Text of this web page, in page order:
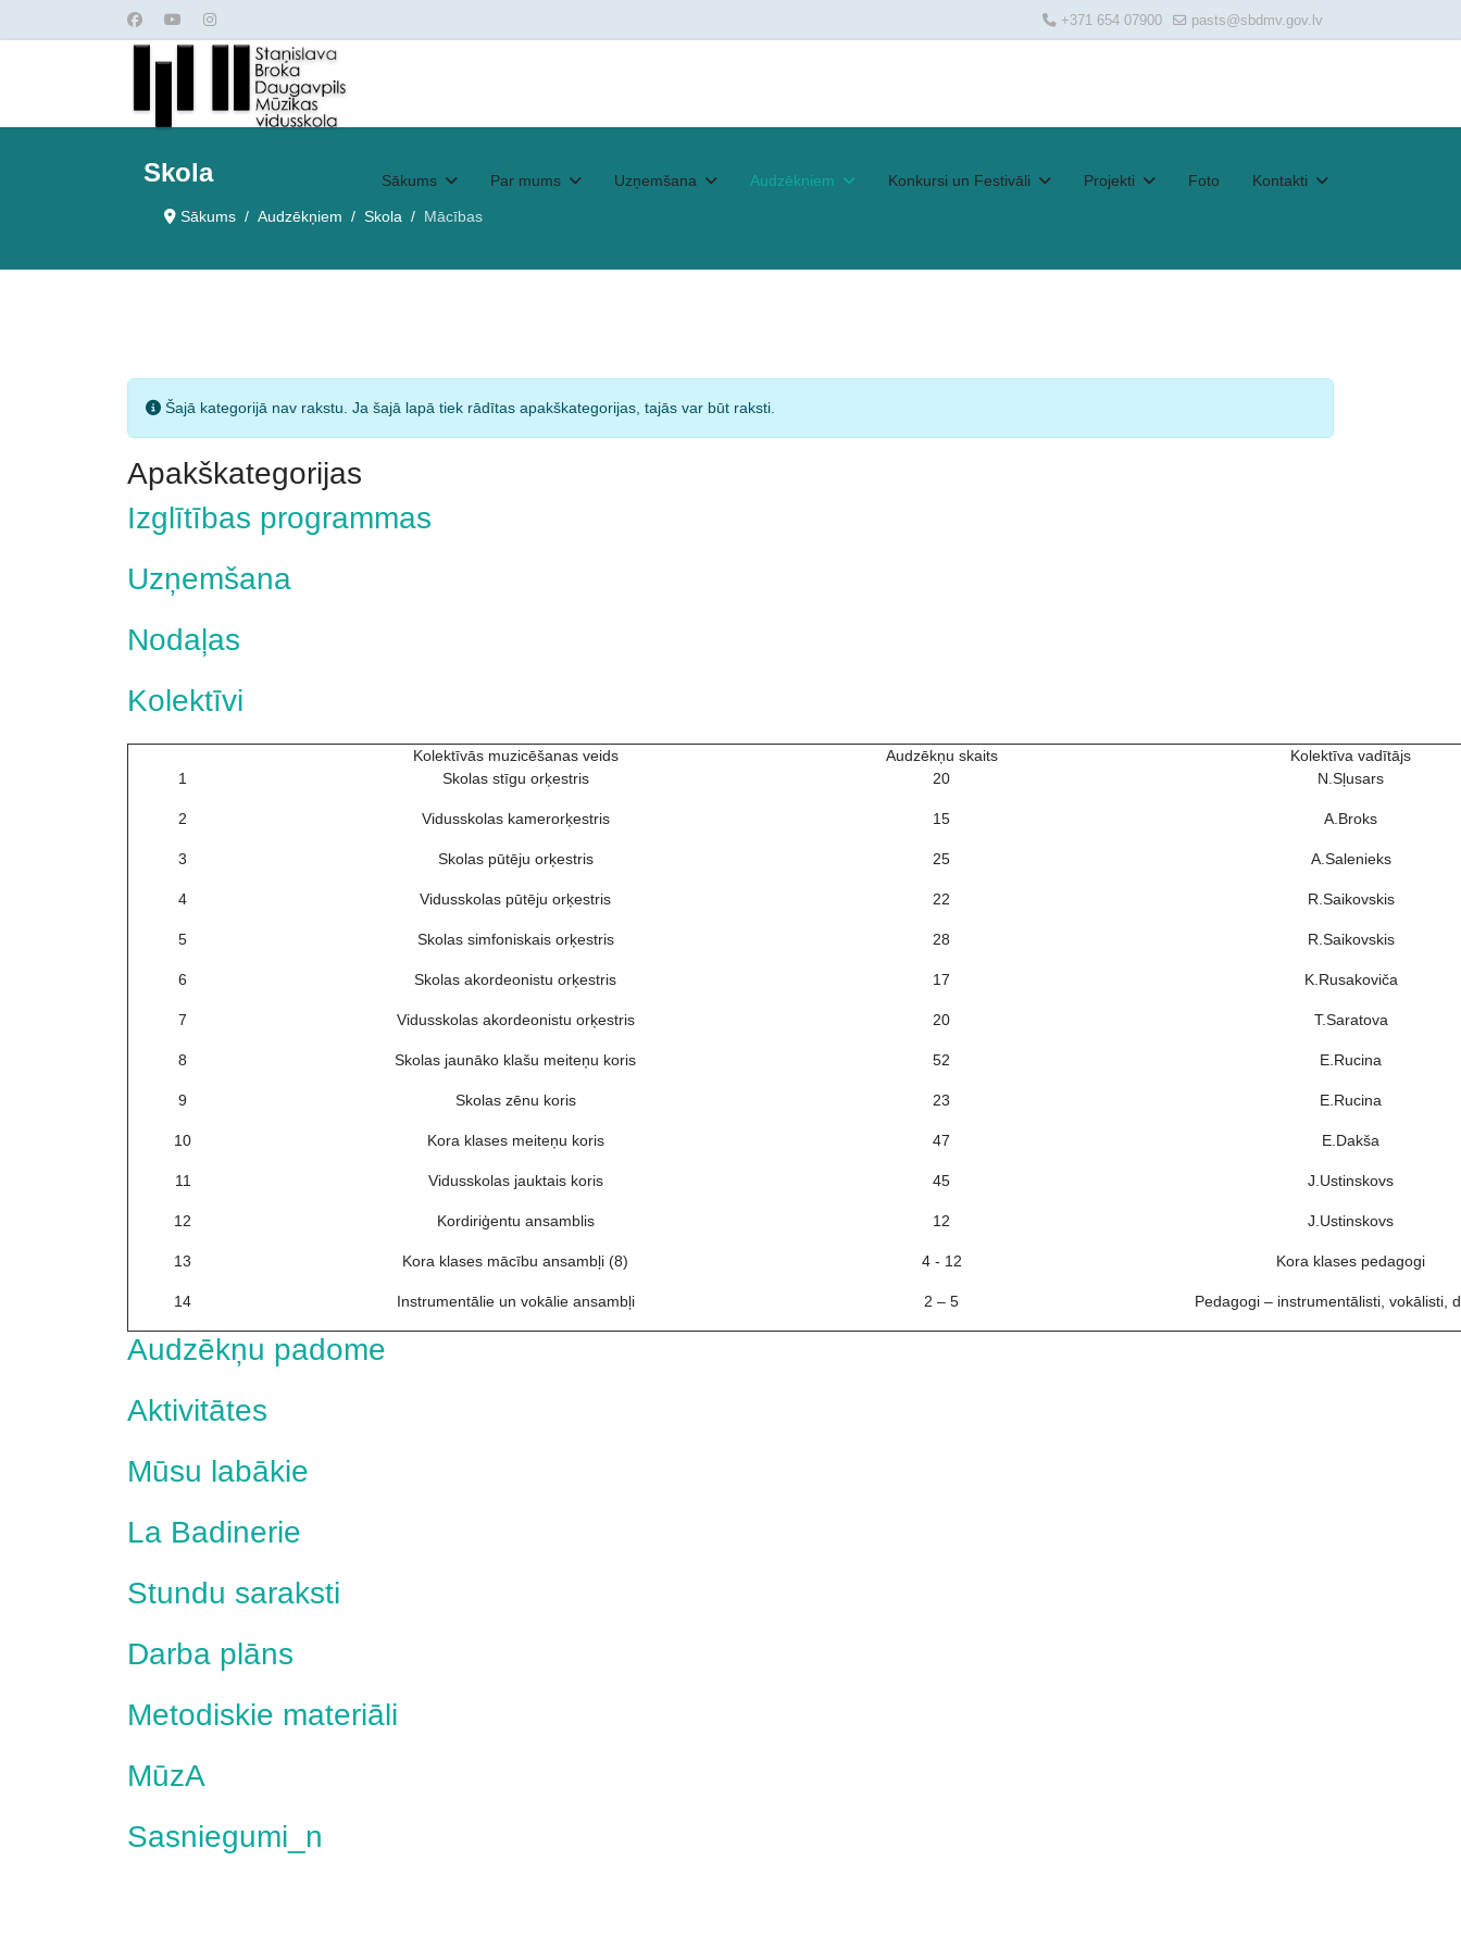
+371 654 07900 pasts@sbdmv.gov.lv
Sākums Par mums Uzņemšana Audzēkņiem Konkursi un Festivāli Projekti Foto Kontakti
Skola
Sākums Audzēkņiem Skola Mācības
Informatīvie
Šajā kategorijā nav rakstu. Ja šajā lapā tiek rādītas apakškategorijas, tajās var būt raksti.
Apakškategorijas
Izglītības programmas
Uzņemšana
Nodaļas
Kolektīvi
Kolektīvās muzicēšanas veids Audzēkņu skaits
Kolektīva vadītājs
1
Skolas stīgu orķestris 20 N.Sļusars
2 Vidusskolas kamerorķestris 15 A.Broks
3 Skolas pūtēju orķestris 25 A.Salenieks
4 Vidusskolas pūtēju orķestris 22 R.Saikovskis
5 Skolas simfoniskais orķestris 28 R.Saikovskis
6 Skolas akordeonistu orķestris 17 K.Rusakoviča
7 Vidusskolas akordeonistu orķestris 20 T.Saratova
8 Skolas jaunāko klašu meiteņu koris 52 E.Rucina
9 Skolas zēnu koris 23 E.Rucina
10 Kora klases meiteņu koris 47 E.Dakša
11 Vidusskolas jauktais koris 45 J.Ustinskovs
12 Kordiriģentu ansamblis 12 J.Ustinskovs
13 Kora klases mācību ansambļi (8) 4 - 12 Kora klases pedagogi
14 Instrumentālie un vokālie ansambļi 2 – 5 Pedagogi – instrumentālisti, vokālisti,
Audzēkņu padome
Aktivitātes
Mūsu labākie
La Badinerie
Stundu saraksti
Darba plāns
Metodiskie materiāli
MūzA
Sasniegumi_n